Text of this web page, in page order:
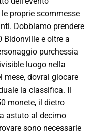
proprie scommesse
Dobbiamo prendere
Bidonville e oltre a
purchessia
luogo nella
mese, dovrai giocare
la classifica. Il
monete, il dietro
astuto al decimo
sono necessarie